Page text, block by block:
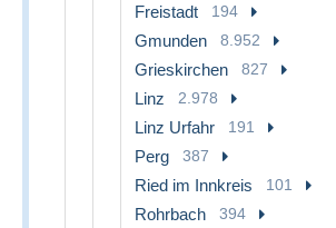
Freistadt 194
Gmunden 8.952
Grieskirchen 827
Linz 2.978
Linz Urfahr 191
Perg 387
Ried im Innkreis 101
Rohrbach 394